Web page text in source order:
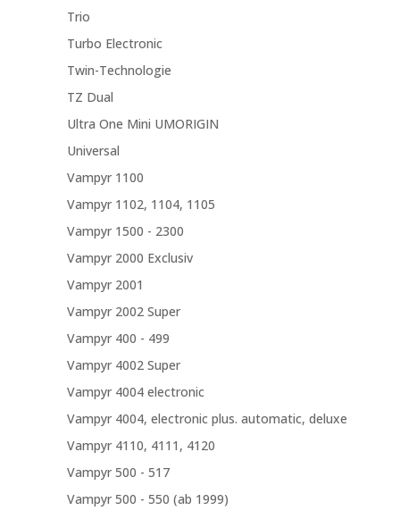
Trio
Turbo Electronic
Twin-Technologie
TZ Dual
Ultra One Mini UMORIGIN
Universal
Vampyr 1100
Vampyr 1102, 1104, 1105
Vampyr 1500 - 2300
Vampyr 2000 Exclusiv
Vampyr 2001
Vampyr 2002 Super
Vampyr 400 - 499
Vampyr 4002 Super
Vampyr 4004 electronic
Vampyr 4004, electronic plus. automatic, deluxe
Vampyr 4110, 4111, 4120
Vampyr 500 - 517
Vampyr 500 - 550 (ab 1999)